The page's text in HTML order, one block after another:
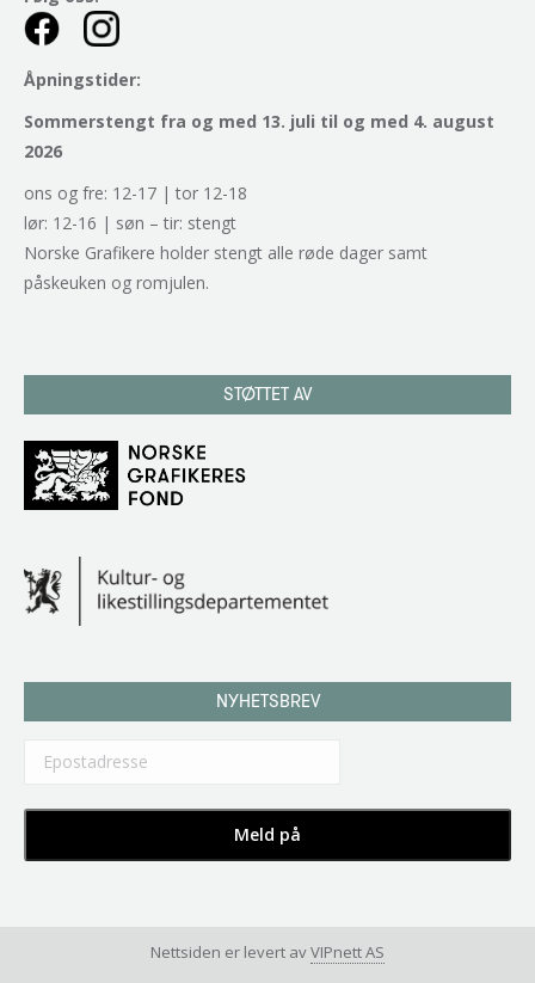
Åpningstider:
Sommerstengt fra og med 13. juli til og med 4. august
2026
ons og fre: 12-17 | tor 12-18
lør: 12-16 | søn – tir: stengt
Norske Grafikere holder stengt alle røde dager samt
påskeuken og romjulen.
STØTTET AV
NYHETSBREV
Nettsiden er levert avVIPnett AS